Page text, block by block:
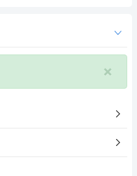
×